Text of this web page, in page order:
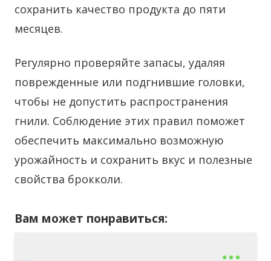
сохранить качество продукта до пяти
месяцев.
Регулярно проверяйте запасы, удаляя
поврежденные или подгнившие головки,
чтобы не допустить распространения
гнили. Соблюдение этих правил поможет
обеспечить максимально возможную
урожайность и сохранить вкус и полезные
свойства брокколи.
Вам может понравиться: